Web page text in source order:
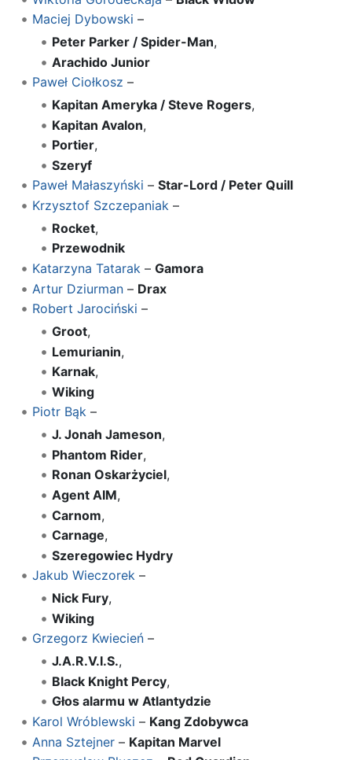
Maciej Dybowski –
Peter Parker / Spider-Man,
Arachido Junior
Paweł Ciołkosz –
Kapitan Ameryka / Steve Rogers,
Kapitan Avalon,
Portier,
Szeryf
Paweł Małaszyński – Star-Lord / Peter Quill
Krzysztof Szczepaniak–
Rocket,
Przewodnik
Katarzyna Tatarak– Gamora
Artur Dziurman– Drax
Robert Jarociński –
Groot,
Lemurianin,
Karnak,
Wiking
Piotr Bąk–
J. Jonah Jameson,
Phantom Rider,
Ronan Oskarżyciel,
Agent AIM,
Carnom,
Carnage,
Szeregowiec Hydry
Jakub Wieczorek–
Nick Fury,
Wiking
Grzegorz Kwiecień–
J.A.R.V.I.S.,
Black Knight Percy,
Głos alarmu w Atlantydzie
Karol Wróblewski – Kang Zdobywca
Anna Sztejner– Kapitan Marvel